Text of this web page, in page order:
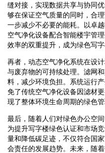
缝对接，实现数据共享与协同
够在保证空气质量的同时，合
一步减少不必要的能耗。以卓
空气净化设备配合智能楼宇管
效率的双重提升，成为绿色写字
再者，动态空气净化系统在设
与废弃物的可持续处理。滤网
料，减少环境负担。系统运行
免了传统空气净化设备因滤材
现了整体环境生命周期的绿色管
最后，随着人们对绿色办公空
为提升写字楼绿色认证和市场
量和降低碳足迹，不仅符合国
会责任的发展趋势。未来，随